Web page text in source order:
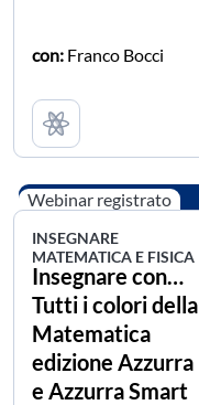
con: Franco Bocci
Webinar registrato
INSEGNARE
MATEMATICA E FISICA
Insegnare con…
Tutti i colori della
Matematica
edizione Azzurra
e Azzurra Smart